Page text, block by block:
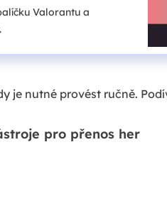
Valorantu a
je nutné provést ručně.
pro přenos her